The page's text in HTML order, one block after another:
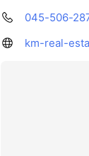
045-506-
km-real-